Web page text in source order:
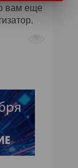
вам еще